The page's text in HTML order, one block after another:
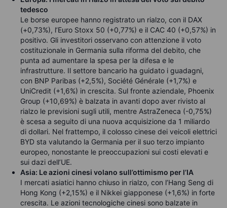
tedesco
Le borse europee hanno registrato un rialzo, con il DAX
(+0,73%), l’Euro Stoxx 50 (+0,77%) e il CAC 40 (+0,57%) in
positivo. Gli investitori osservano con attenzione il voto
costituzionale in Germania sulla riforma del debito, che
punta ad aumentare la spesa per la difesa e le
infrastrutture. Il settore bancario ha guidato i guadagni,
con BNP Paribas (+2,5%), Société Générale (+1,7%) e
UniCredit (+1,6%) in crescita. Sul fronte aziendale, Phoenix
Group (+10,69%) è balzata in avanti dopo aver rivisto al
rialzo le previsioni sugli utili, mentre AstraZeneca (-0,75%)
è scesa a seguito di una nuova acquisizione da 1 miliardo
di dollari. Nel frattempo, il colosso cinese dei veicoli elettrici
BYD sta valutando la Germania per il suo terzo impianto
europeo, nonostante le preoccupazioni sui costi elevati e
sui dazi dell’UE.
Asia: Le azioni cinesi volano sull’ottimismo per l’IA
I mercati asiatici hanno chiuso in rialzo, con l’Hang Seng di
Hong Kong (+2,15%) e il Nikkei giapponese (+1,6%) in forte
crescita. Le azioni tecnologiche cinesi sono balzate in